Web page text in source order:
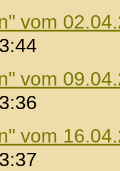
vom
vom
vom